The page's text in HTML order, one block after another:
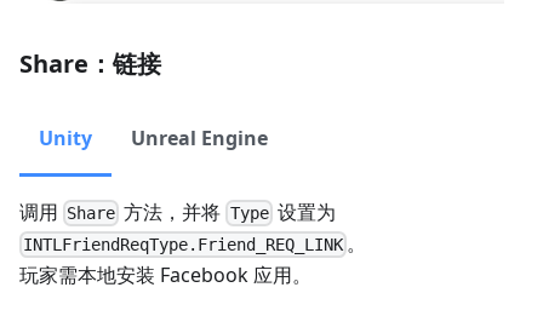
Share：链接
Unity Unreal Engine
调用 Share 方法，并将 Type设置为
INTLFriendReqType.Friend_REQ_LINK 。
玩家需本地安装 Facebook 应用。